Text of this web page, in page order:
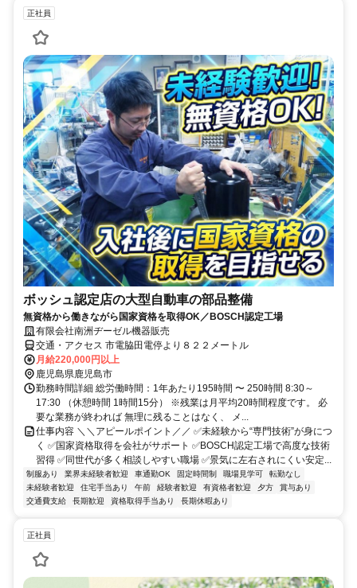
正社員
ボッシュ認定店の大型自動車の部品整備
無資格から働きながら国家資格を取得OK／BOSCH認定工場
有限会社南洲ヂーゼル機器販売
交通・アクセス 市電脇田電停より８２２メートル
月給220,000円以上
鹿児島県鹿児島市
勤務時間詳細 総労働時間：1年あたり195時間 〜 250時間 8:30～
17:30 （休憩時間 1時間15分） ※残業は月平均20時間程度です。 必
要な業務が終われば 無理に残ることはなく、 メ...
仕事内容 ＼＼アピールポイント／／ ✅未経験から“専門技術”が身につ
く ✅国家資格取得を会社がサポート ✅BOSCH認定工場で高度な技術
習得 ✅同世代が多く相談しやすい職場 ✅景気に左右されにくい安定...
制服あり 業界未経験者歓迎 車通勤OK 固定時間制 職場見学可
転勤なし
未経験者歓迎
住宅手当あり 午前 経験者歓迎 有資格者歓迎 夕方
賞与あり
交通費支給
長期歓迎 資格取得手当あり 長期休暇あり
正社員